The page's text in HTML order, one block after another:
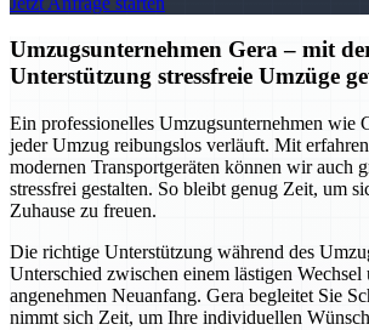
Umzugsunternehmen Gera – mit
Unterstützung stressfreie Umzüge
Ein professionelles Umzugsunternehmen wie
jeder Umzug reibungslos verläuft. Mit
modernen Transportgeräten können wir auch
stressfrei gestalten. So bleibt genug Zeit, um
Zuhause zu freuen.
Die richtige Unterstützung während des
Unterschied zwischen einem lästigen Wechsel
angenehmen Neuanfang. Gera begleitet Sie
nimmt sich Zeit, um Ihre individuellen